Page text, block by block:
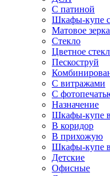
С патиной
Шкафы-купе с
Матовое
Стекло
Цветное
Пескоструй
С витражами
С
Назначение
Шкафы-купе
В коридор
В прихожую
Шкафы-купе
Детские
Офисные